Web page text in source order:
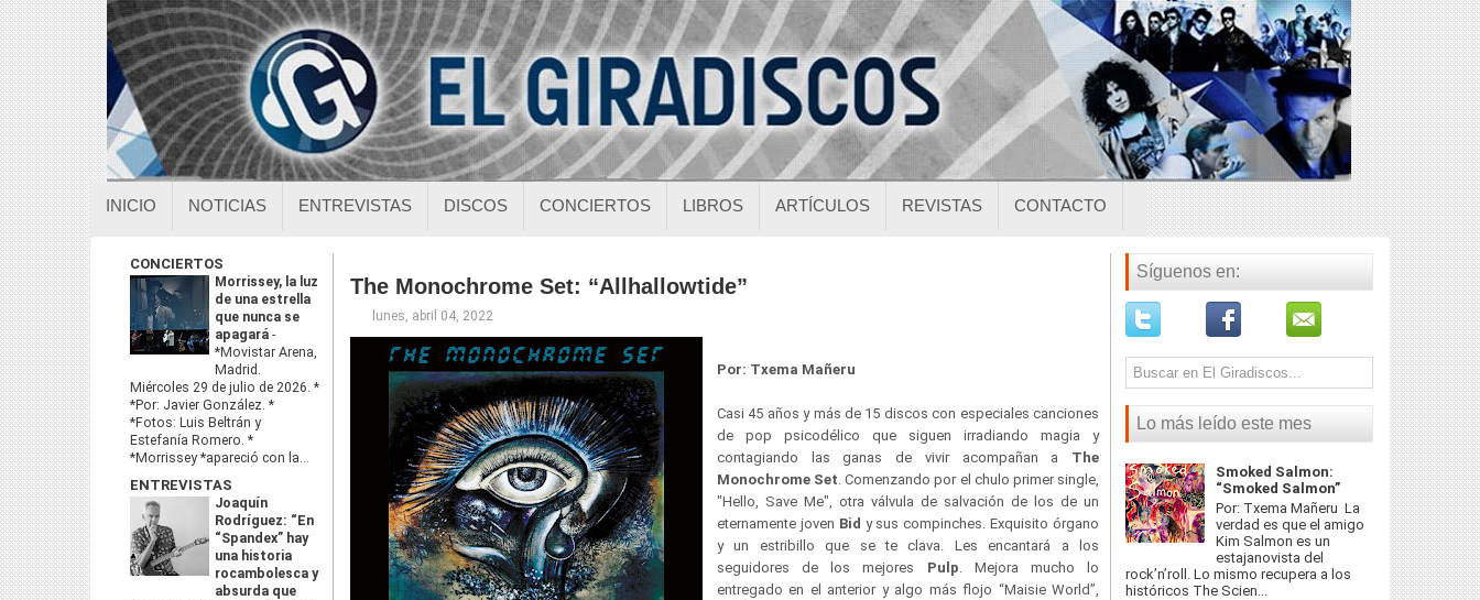
INICIO NOTICIAS ENTREVISTAS DISCOS CONCIERTOS LIBROS ARTÍCULOS REVISTAS CONTACTO
CONCIERTOS
Morrissey, la luz
de una estrella
que nunca se
apagará -
*Movistar Arena,
Madrid.
Miércoles 29 de julio de 2026. *
*Por: Javier González. *
*Fotos: Luis Beltrán y
Estefanía Romero. *
*Morrissey *apareció con la...
ENTREVISTAS
Joaquín
Rodríguez: “En
“Spandex” hay
una historia
rocambolesca y
absurda que
The Monochrome Set: “Allhallowtide”
lunes, abril 04, 2022
Por: Txema Mañeru
Casi 45 años y más de 15 discos con especiales canciones
de pop psicodélico que siguen irradiando magia y
contagiando las ganas de vivir acompañan a The
Monochrome Set. Comenzando por el chulo primer single,
"Hello, Save Me", otra válvula de salvación de los de un
eternamente joven Bid y sus compinches. Exquisito órgano
y un estribillo que se te clava. Les encantará a los
seguidores de los mejores Pulp. Mejora mucho lo
entregado en el anterior y algo más flojo “Maisie World”,
Síguenos en:
Lo más leído este mes
Smoked Salmon:
“Smoked Salmon”
Por: Txema Mañeru La
verdad es que el amigo
Kim Salmon es un
estajanovista del
rock’n’roll. Lo mismo recupera a los
históricos The Scien...